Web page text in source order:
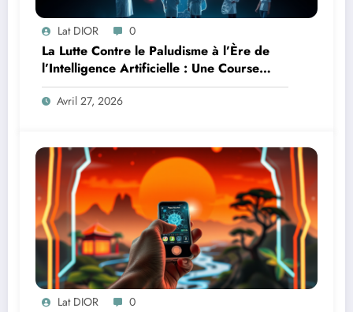
Lat DIOR 0
La Lutte Contre le Paludisme à l’Ère de
l’Intelligence Artificielle : Une Course
Contre la Montre Africaine
Avril 27, 2026
Lat DIOR 0